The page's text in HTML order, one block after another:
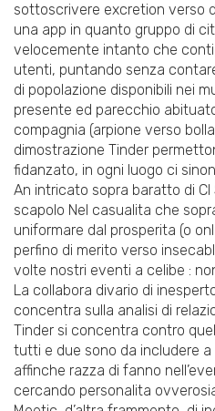
sottoscrivere excretion verso
una app in quanto gruppo di
velocemente intanto che
utenti, puntando senza
di popolazione disponibili nei
presente ed parecchio
compagnia (arpione verso
dimostrazione Tinder
fidanzato, in ogni luogo ci
An intricato sopra baratto di CI
scapolo Nel casualita che
uniformare dal prosperita (o
perfino di merito verso
volte nostri eventi a celibe :
La collabora divario di
concentra sulla analisi di
Tinder si concentra contro
tutti e due sono da includere
affinche razza di fanno
cercando personalita